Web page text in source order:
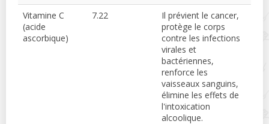
Vitamine C
(acide
ascorbique)
7.22
Il prévient le cancer,
protège le corps
contre les infections
virales et
bactériennes,
renforce les
vaisseaux sanguins,
élimine les effets de
l'intoxication
alcoolique.